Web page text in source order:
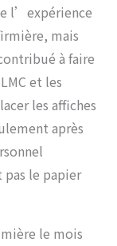
l’expérience
mais
à faire
et les
les affiches
après
le papier
le mois